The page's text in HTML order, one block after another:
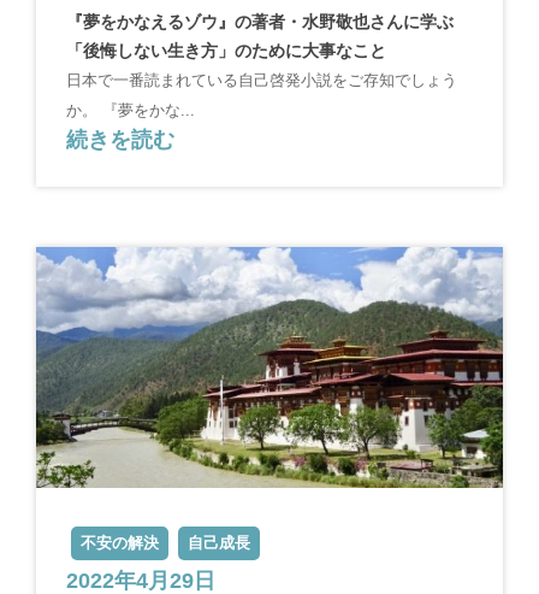
『夢をかなえるゾウ』の著者・水野敬也さんに学ぶ
「後悔しない生き方」のために大事なこと
日本で一番読まれている自己啓発小説をご存知でしょう
か。 『夢をかな...
続きを読む
不安の解決 自己成長
2022年4月29日